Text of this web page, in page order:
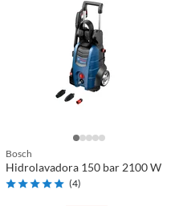
Bosch
Hidrolavadora 150 bar 2100 W
(4)